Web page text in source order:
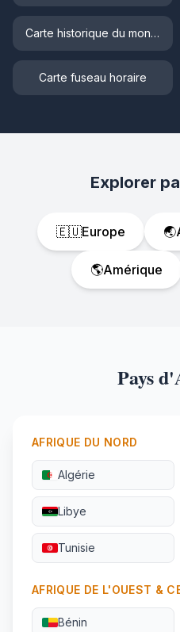
Carte historique du monde
Carte fuseau horaire
Explorer
🇪🇺Europe 🌏
🌎Amérique
Pays
AFRIQUE DU NORD
Algérie
Libye
Tunisie
AFRIQUE DE L'OUEST &
Bénin